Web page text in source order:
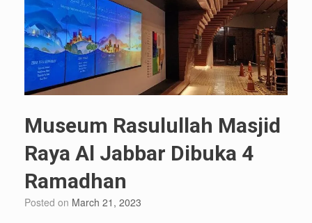
Museum Rasulullah Masjid
Raya Al Jabbar Dibuka 4
Ramadhan
Posted on March 21, 2023